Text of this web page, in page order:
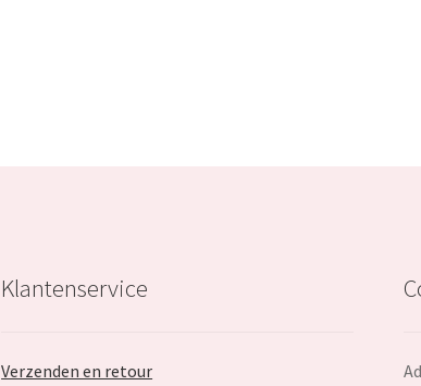
Klantenservice
Verzenden en retour